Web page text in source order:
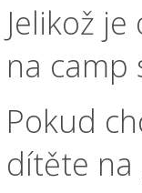
Jelikož
na camp
Pokud
dítěte